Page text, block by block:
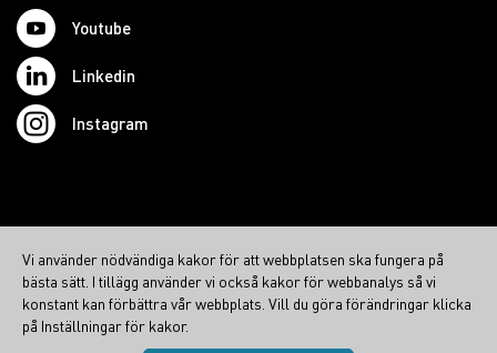
Youtube
Linkedin
Instagram
northcom.no
northcom.dk
northcom.fi
Vi använder nödvändiga kakor för att webbplatsen ska fungera på
bästa sätt. I tillägg använder vi också kakor för webbanalys så vi
konstant kan förbättra vår webbplats. Vill du göra förändringar klicka
på Inställningar för kakor.